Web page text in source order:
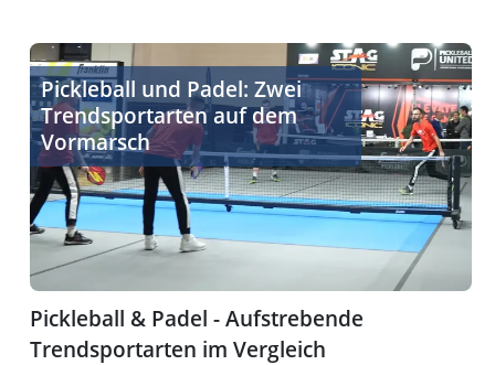
Pickleball & Padel - Aufstrebende Trendsportarten im
Pickleball und Padel: Zwei
Trendsportarten auf dem
Vormarsch
Pickleball & Padel - Aufstrebende
Trendsportarten im Vergleich